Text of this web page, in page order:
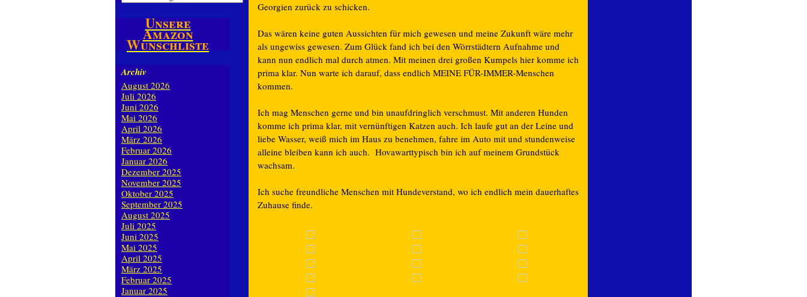
Georgien zurück zu schicken.
Das wären keine guten Aussichten für mich gewesen und meine Zukunft wäre mehr
als ungewiss gewesen. Zum Glück fand ich bei den Wörrstädtern Aufnahme und
kann nun endlich mal durch atmen. Mit meinen drei großen Kumpels hier komme ich
prima klar. Nun warte ich darauf, dass endlich MEINE FÜR-IMMER-Menschen
kommen.
Ich mag Menschen gerne und bin unaufdringlich verschmust. Mit anderen Hunden
komme ich prima klar, mit vernünftigen Katzen auch. Ich laufe gut an der Leine und
liebe Wasser, weiß mich im Haus zu benehmen, fahre im Auto mit und stundenweise
alleine bleiben kann ich auch. Hovawarttypisch bin ich auf meinem Grundstück
wachsam.
Ich suche freundliche Menschen mit Hundeverstand, wo ich endlich mein dauerhaftes
Zuhause finde.
Unsere
Amazon
Wunschliste
Archiv
August 2026
Juli 2026
Juni 2026
Mai 2026
April 2026
März 2026
Februar 2026
Januar 2026
Dezember 2025
November 2025
Oktober 2025
September 2025
August 2025
Juli 2025
Juni 2025
Mai 2025
April 2025
März 2025
Februar 2025
Januar 2025